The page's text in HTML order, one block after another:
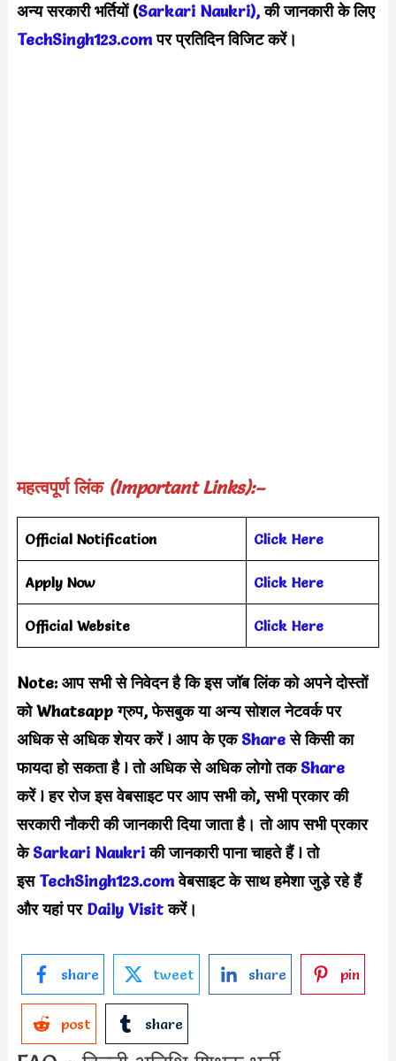
अन्य सरकारी भर्तियों (Sarkari Naukri),की जानकारी के लिए
TechSingh123.comपर प्रतिदिन विजिट करें।
महत्वपूर्ण लिंक (Important Links):–
Official Notification Click Here
Apply Now Click Here
Official Website Click Here
Note: आप सभी से निवेदन है कि इस जॉब लिंक को अपने दोस्तों
को Whatsapp ग्रुप, फेसबुक या अन्य सोशल नेटवर्क पर
अधिक से अधिक शेयर करेंl आप के एकShareसे किसी का
फायदा हो सकता है lतो अधिक से अधिक लोगो तकShare
करें lहर रोज इस वेबसाइट पर आप सभी को, सभी प्रकार की
सरकारी नौकरी की जानकारी दिया जाता है। तो आप सभी प्रकार
केSarkari Naukriकी जानकारी पाना चाहते हैंlतो
इसTechSingh123.comवेबसाइट के साथ हमेशा जुड़े रहे हैं
और यहां परDaily Visitकरें।
share tweet share pin
post share